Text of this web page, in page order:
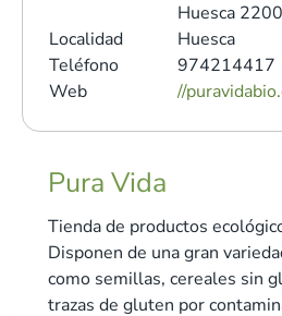
Huesca
Localidad
Huesca
Teléfono
974214417
Web
//
Pura Vida
Tienda de productos
Disponen de una gran
como semillas, cereales sin
trazas de gluten por